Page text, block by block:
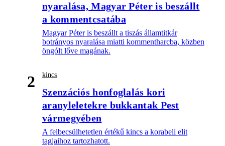
nyaralása, Magyar Péter is beszállt
a kommentcsatába
Magyar Péter is beszállt a tiszás államtitkár
botrányos nyaralása miatti kommentharcba, közben
öngólt lőve magának.
2 kincs
Szenzációs honfoglalás kori
aranyleletekre bukkantak Pest
vármegyében
A felbecsülhetetlen értékű kincs a korabeli elit
tagjaihoz tartozhatott.